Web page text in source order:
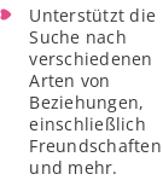
Unterstützt die
Suche nach
verschiedenen
Arten von
Beziehungen,
einschließlich
Freundschaften
und mehr.